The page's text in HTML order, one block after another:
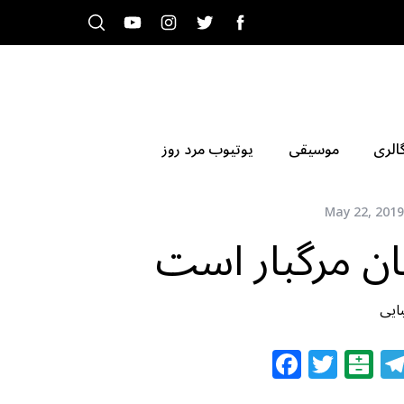
موسیقی یوتیوب مرد روز
May 22, 2019
مرگبار است
F T B